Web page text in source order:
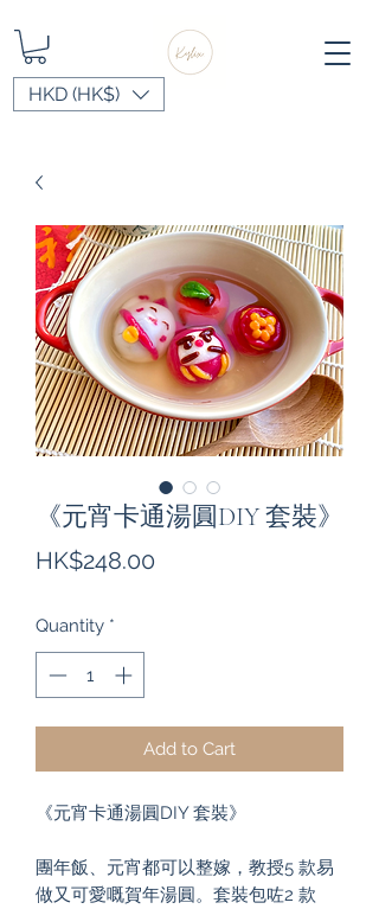
HKD (HK$)
《元宵卡通湯圓DIY 套裝》
HK$248.00
Quantity *
Add to Cart
《元宵卡通湯圓DIY 套裝》
團年飯、元宵都可以整嫁，教授5 款易
做又可愛嘅賀年湯圓。套裝包咗2 款